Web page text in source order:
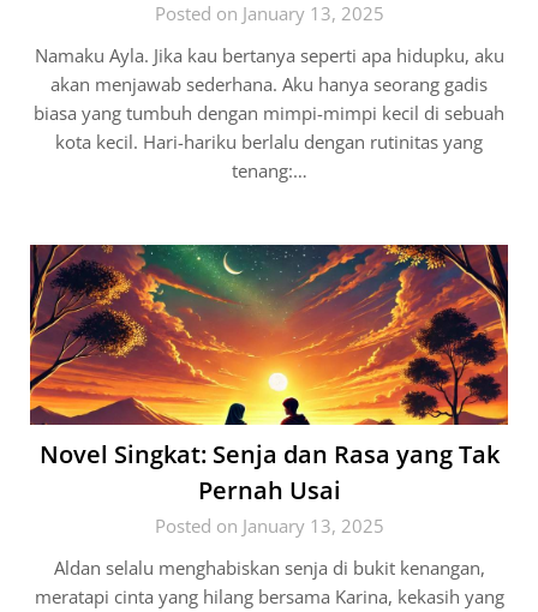
Posted on January 13, 2025
Namaku Ayla. Jika kau bertanya seperti apa hidupku, aku
akan menjawab sederhana. Aku hanya seorang gadis
biasa yang tumbuh dengan mimpi-mimpi kecil di sebuah
kota kecil. Hari-hariku berlalu dengan rutinitas yang
tenang:…
Novel Singkat: Senja dan Rasa yang Tak
Pernah Usai
Posted on January 13, 2025
Aldan selalu menghabiskan senja di bukit kenangan,
meratapi cinta yang hilang bersama Karina, kekasih yang